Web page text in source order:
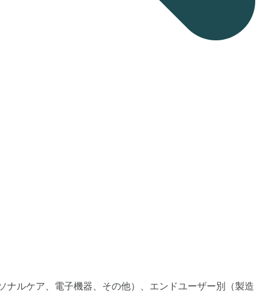
ルケア、電子機器、その他）、エンドユーザー別（製造